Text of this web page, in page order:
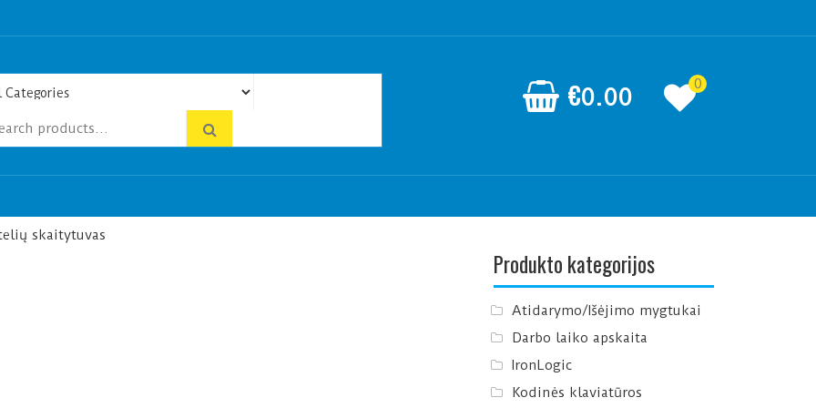
€0.00 0
skaitytuvas
Produkto kategorijos
Atidarymo/Išėjimo mygtukai
Darbo laiko apskaita
IronLogic
Kodinės klaviatūros